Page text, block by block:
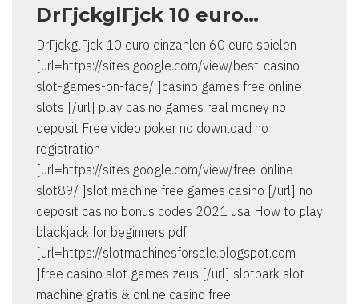
DrГјckglГјck 10 euro…
DrГјckglГјck 10 euro einzahlen 60 euro spielen
[url=https://sites.google.com/view/best-casino-
slot-games-on-face/ ]casino games free online
slots [/url] play casino games real money no
deposit Free video poker no download no
registration
[url=https://sites.google.com/view/free-online-
slot89/ ]slot machine free games casino [/url] no
deposit casino bonus codes 2021 usa How to play
blackjack for beginners pdf
[url=https://slotmachinesforsale.blogspot.com
]free casino slot games zeus [/url] slotpark slot
machine gratis & online casino free